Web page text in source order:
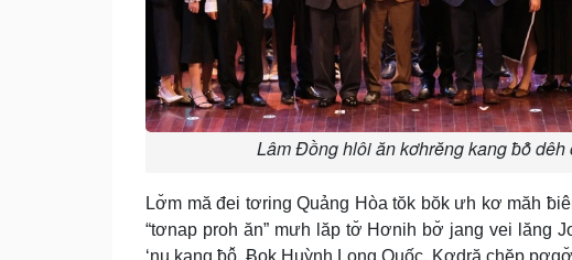
Lâm Đồng hlôi ăn kơhrĕng kang ƀô̆
Lơ̆m mă đei tơring Quảng Hòa tŏk bŏk ưh kơ măh
“tơnap proh ăn” mưh lăp tơ̆ Hơnih bơ̆ jang vei lăng